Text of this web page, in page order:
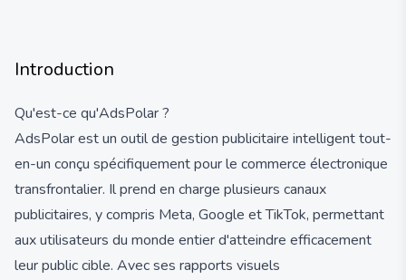
Introduction
Qu'est-ce qu'AdsPolar ?
AdsPolar est un outil de gestion publicitaire intelligent tout-
en-un conçu spécifiquement pour le commerce électronique
transfrontalier. Il prend en charge plusieurs canaux
publicitaires, y compris Meta, Google et TikTok, permettant
aux utilisateurs du monde entier d'atteindre efficacement
leur public cible. Avec ses rapports visuels